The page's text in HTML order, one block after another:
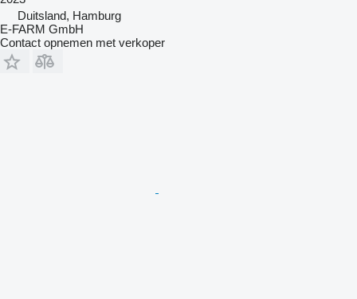
Duitsland, Hamburg
E-FARM GmbH
Contact opnemen met verkoper